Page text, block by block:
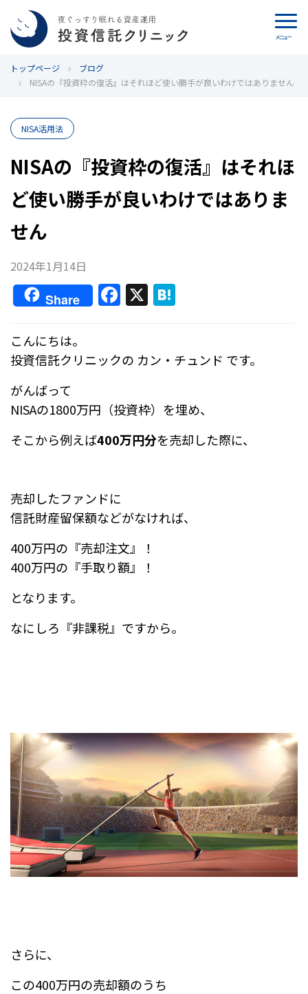
メニュー
カウンセリング
代表カン・チュンド
投資信託クリニックとは
お問い合わせ
トップページ
ブログ
NISAの『投資枠の復活』はそれほど使い勝手が良いわけではありません
NISA活用法
NISAの『投資枠の復活』はそれほ
ど使い勝手が良いわけではありま
せん
2024年1月14日
Share F
a
e
o
o
k
X
n
こんにちは。
投資信託クリニックの カン・チュンド です。
がんばって
NISAの1800万円（投資枠）を埋め、
そこから例えば400万円分を売却した際に、
売却したファンドに
信託財産留保額などがなければ、
400万円の『売却注文』！
400万円の『手取り額』！
となります。
なにしろ『非課税』ですから。
さらに、
この400万円の売却額のうち